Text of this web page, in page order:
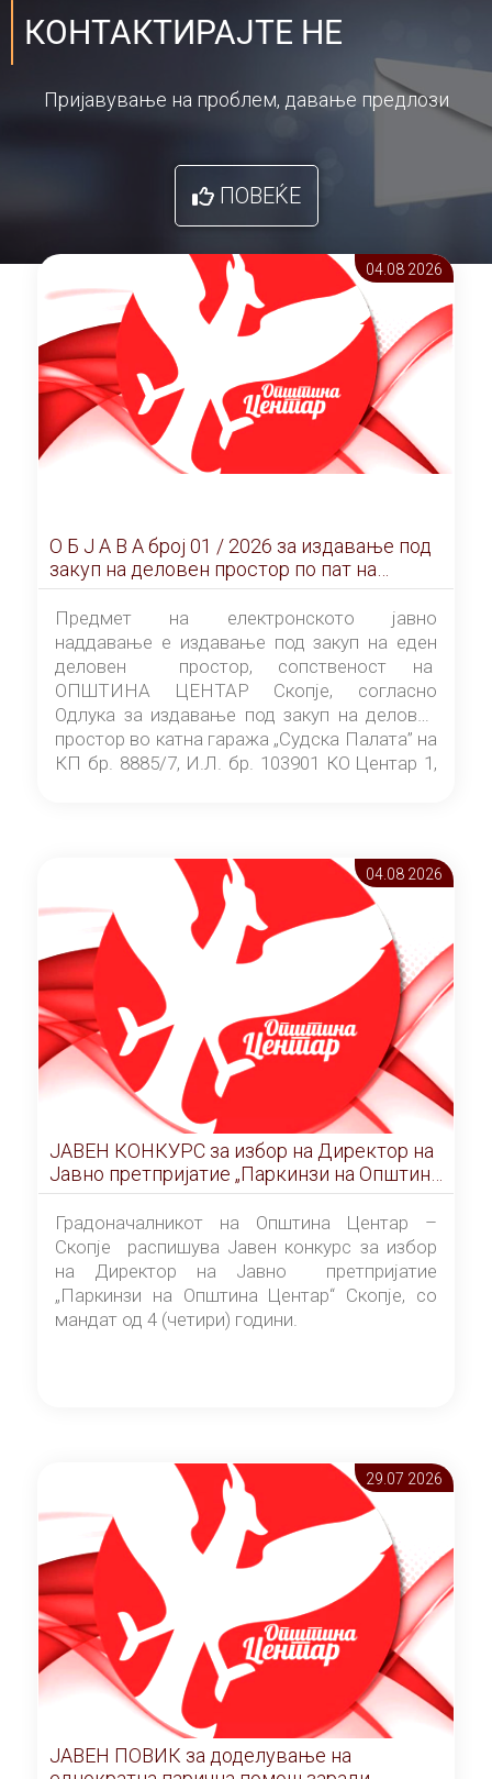
КОНТАКТИРАЈТЕ НЕ
Пријавување на проблем, давање предлози
ПОВЕЌЕ
04.08 2026
О Б Ј А В А брoj 01 / 2026 за издавање под
закуп на деловен простор по пат на
ЕЛЕКТРОНСКО ЈАВНО НАДДАВАЊЕ
Предмет на електронското јавно
наддавање е издавање под закуп на еден
деловен простор, сопственост на
ОПШТИНА ЦЕНТАР Скопје, согласно
Одлука за издавање под закуп на деловен
простор во катна гаража „Судска Палата” на
КП бр. 8885/7, И.Л. бр. 103901 КО Центар 1,
Скопје” број 9/2026), за времетраење од 3
(три) години од денот на потпишувањето на
Договорот за закуп со најповолниот
понудувач.
04.08 2026
ЈАВЕН КОНКУРС за избор на Директор на
Јавно претпријатие „Паркинзи на Општина
Центар“ – Скопје
Градоначалникот на Општина Центар –
Скопје распишува Јавен конкурс за избор
на Директор на Јавно претпријатие
„Паркинзи на Општина Центар“ Скопје, со
мандат од 4 (четири) години.
29.07 2026
ЈАВЕН ПОВИК за доделување на